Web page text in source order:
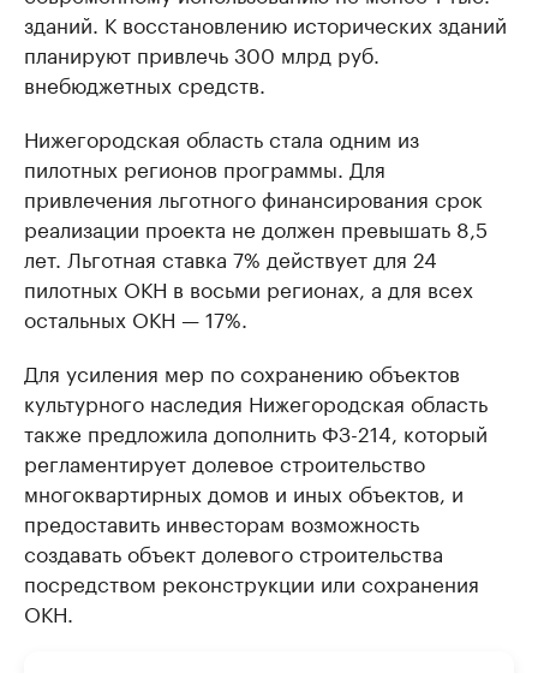
зданий. К восстановлению исторических зданий
планируют привлечь 300 млрд руб.
внебюджетных средств.
Нижегородская область стала одним из
пилотных регионов программы. Для
привлечения льготного финансирования срок
реализации проекта не должен превышать 8,5
лет. Льготная ставка 7% действует для 24
пилотных ОКН в восьми регионах, а для всех
остальных ОКН — 17%.
Для усиления мер по сохранению объектов
культурного наследия Нижегородская область
также предложила дополнить ФЗ-214, который
регламентирует долевое строительство
многоквартирных домов и иных объектов, и
предоставить инвесторам возможность
создавать объект долевого строительства
посредством реконструкции или сохранения
ОКН.